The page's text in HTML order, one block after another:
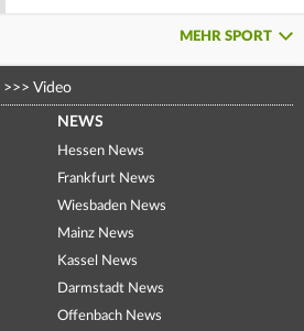
MEHR SPORT
>>> Video
NEWS
Hessen News
Frankfurt News
Wiesbaden News
Mainz News
Kassel News
Darmstadt News
Offenbach News